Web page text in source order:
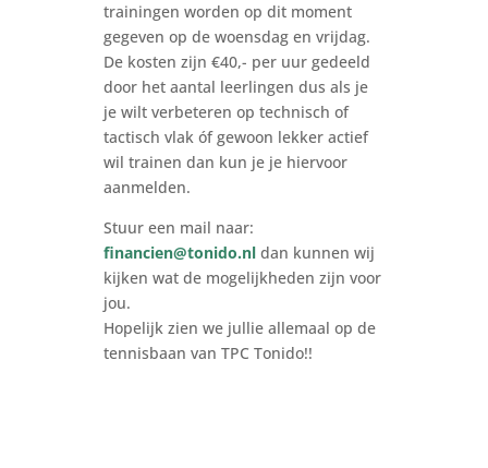
trainingen worden op dit moment
gegeven op de woensdag en vrijdag.
De kosten zijn €40,- per uur gedeeld
door het aantal leerlingen dus als je
je wilt verbeteren op technisch of
tactisch vlak óf gewoon lekker actief
wil trainen dan kun je je hiervoor
aanmelden.
Stuur een mail naar:
financien@tonido.nldan kunnen wij
kijken wat de mogelijkheden zijn voor
jou.
Hopelijk zien we jullie allemaal op de
tennisbaan van TPC Tonido!!